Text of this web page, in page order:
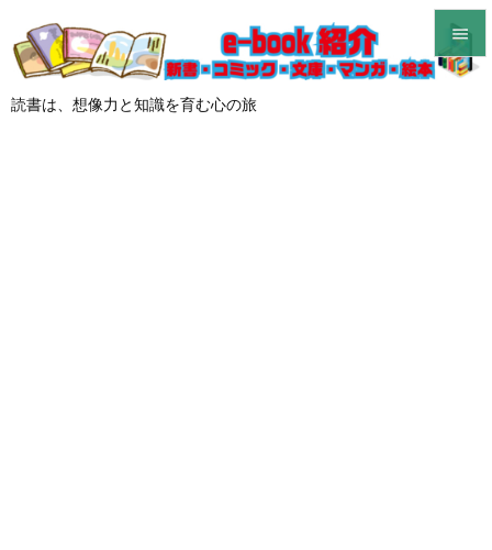
読書は、想像力と知識を育む心の旅

